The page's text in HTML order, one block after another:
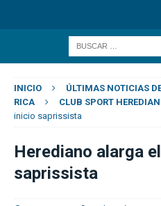
INICIO
ÚLTIMAS NOTICIAS
RICA
CLUB SPORT
inicio saprissista
Herediano alarga
saprissista